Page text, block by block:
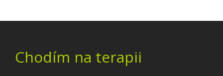
Chodím na terapii